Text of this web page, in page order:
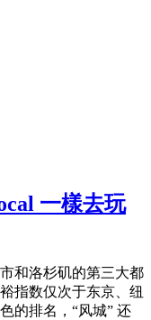
一樣去玩
和洛杉矶的第三大都
指数仅次于东京、纽
的排名，“风城” 还